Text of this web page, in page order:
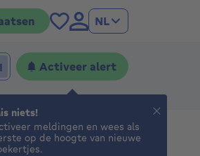
NL
Activeer alert
niets!
meldingen en wees als
op de hoogte van nieuwe